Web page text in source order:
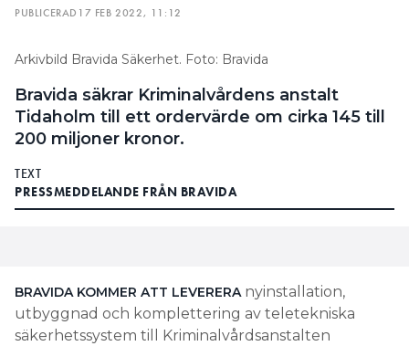
PUBLICERAD 17 FEB 2022, 11:12
Arkivbild Bravida Säkerhet. Foto: Bravida
Bravida säkrar Kriminalvårdens anstalt
Tidaholm till ett ordervärde om cirka 145 till
200 miljoner kronor.
TEXT
PRESSMEDDELANDE FRÅN BRAVIDA
BRAVIDA KOMMER ATT LEVERERA nyinstallation,
utbyggnad och komplettering av teletekniska
säkerhetssystem till Kriminalvårdsanstalten